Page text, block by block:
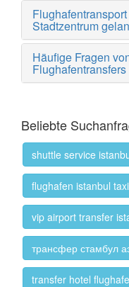
Stadtzentrum
Häufige Fragen
Flughafentransfers
Beliebte
shuttle service
flughafen istanbul
vip airport transfer
трансфер стамбул
transfer hotel